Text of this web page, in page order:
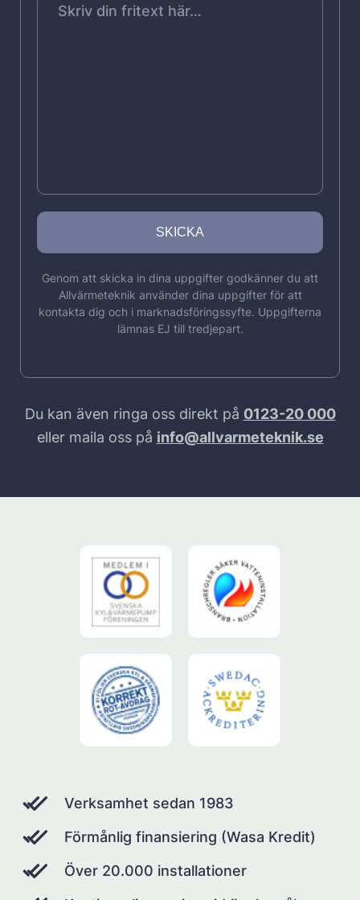
Genom att skicka in dina uppgifter godkänner du att
Allvärmeteknik använder dina uppgifter för att
kontakta dig och i marknadsföringssyfte. Uppgifterna
lämnas EJ till tredjepart.
Du kan även ringa oss direkt på 0123-20 000
eller maila oss på info@allvarmeteknik.se
Verksamhet sedan 1983
Förmånlig finansiering (Wasa Kredit)
Över 20.000 installationer